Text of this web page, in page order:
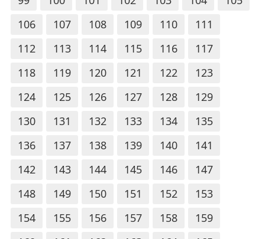
106
107 108 109 110
111
112
113 114 115 116
117
118
119 120 121 122
123
124
125 126 127 128
129
130
131 132 133 134
135
136
137 138 139 140
141
142
143 144 145 146
147
148
149 150 151 152
153
154
155 156 157 158
159